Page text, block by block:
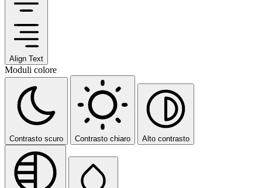
Align Text
Moduli colore
Contrasto scuro Contrasto chiaro Alto contrasto